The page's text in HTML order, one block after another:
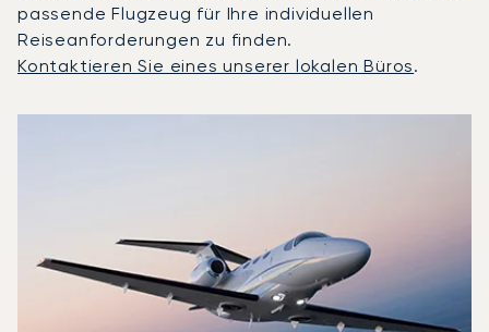
passende Flugzeug für Ihre individuellen
Reiseanforderungen zu finden.
Kontaktieren Sie eines unserer lokalen Büros.